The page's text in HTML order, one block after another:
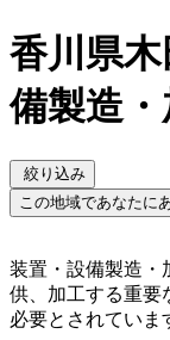
香川県
備製造
絞り込み
この地域であなたに
装置・設備製造・
供、加工する重要
必要とされていま